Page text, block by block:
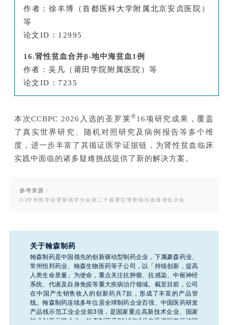
作者：徐丰博（首都医科大学附属北京安贞医院）
等
论文ID：12995
16.肾性贫血合并β-地中海贫血1例
作者：吴凡（莆田学院附属医院）等
论文ID：7235
本次CCBPC 2026入选的圣罗莱®16项研究成果 ，覆盖
了真实世界研究、随机对照研究及病例报告等多个维
度，进一步丰富了其循证医学证据链，为肾性贫血临床
实践中面临的诸多疑难挑战提供了新的解决方案。
参考来源：
[1]中华医学会肾脏病学分会第二十届重症肾脏病与血液净化大会.
关于翰森制药
翰森制药是中国领先的创新驱动型制药企业，下属豪森药业、
常州恒邦药业、翰森生物医药等子公司，以「持续创新，提高
人类生命质量」为使命，重点关注抗肿瘤、抗感染、中枢神经
系统、代谢及自身免疫等重大疾病治疗领域。截至目前，公司
在中国产生销售收入的创新药共7款，形成了丰富的产品管
线。翰森制药连续多年位居全球制药企业百强、中国医药研发
产品线示范工业企业前3强，是国家重点高新技术企业、国家
技术创新示范企业。翰森制药于2019年6月在香港联交所挂牌